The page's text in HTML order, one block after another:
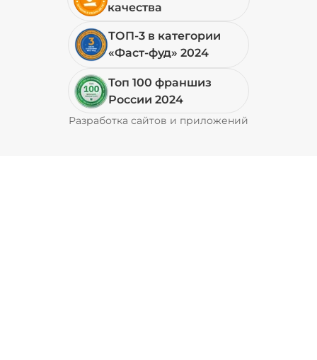
качества
ТОП-3 в категории
«Фаст-фуд» 2024
Топ 100 франшиз
России 2024
Разработка сайтов и приложений
Pyrobyte